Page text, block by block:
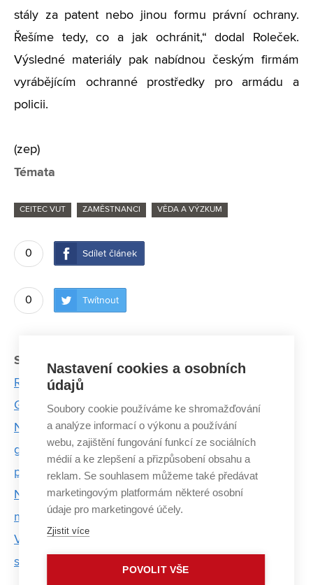
stály za patent nebo jinou formu právní ochrany.
Řešíme tedy, co a jak ochránit,“ dodal Roleček.
Výsledné materiály pak nabídnou českým firmám
vyrábějícím ochranné prostředky pro armádu a
policii.
(zep)
Témata
CEITEC VUT ZAMĚSTNANCI VĚDA A VÝZKUM
0 Sdílet článek
0 Twítnout
Související články:
Radim Chmelík: Uvidíme ještě zajímavé věci
Grafen - mladý a nedočkavý favorit
Na CEITEC VUT mají už druhého vědce s ERC
grantem. Petr Neugebauer se bude zabývat
paramagnetickou rezonancí
Na CEITEC VUT zkoumají střelná zranění. Nová
metoda pomůže určit čas jejich vzniku
Výzkum nadějného polského vědce dokazuje, že
světlo je cesta. Pomáhat má v neurostimulaci
Nastavení cookies a osobních
údajů
Soubory cookie používáme ke shromažďování
a analýze informací o výkonu a používání
webu, zajištění fungování funkcí ze sociálních
médií a ke zlepšení a přizpůsobení obsahu a
reklam. Se souhlasem můžeme také předávat
marketingovým platformám některé osobní
údaje pro marketingové účely.
Zjistit více
POVOLIT VŠE